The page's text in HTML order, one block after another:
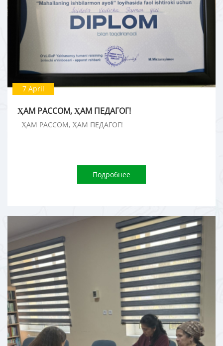
7 April
ҲАМ РАССОМ, ҲАМ ПЕДАГОГ!
ҲАМ РАССОМ, ҲАМ ПЕДАГОГ!
Подробнее